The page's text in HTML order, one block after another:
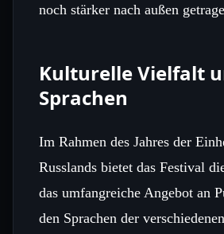
noch stärker nach außen
Kulturelle Vielfalt
Sprachen
Im Rahmen des Jahres der
Russlands bietet das Festival
das umfangreiche Angebot an
den Sprachen der